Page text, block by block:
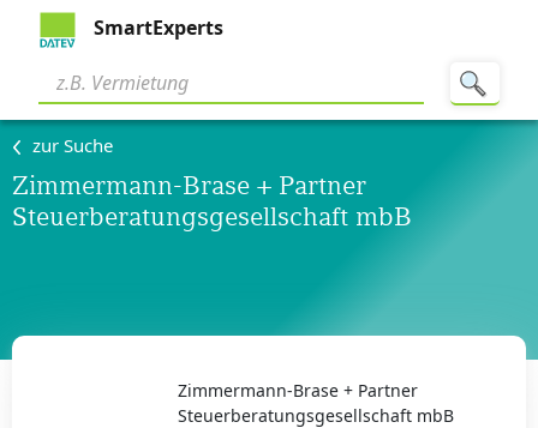
SmartExperts
zur Suche
Zimmermann-Brase + Partner
Steuerberatungsgesellschaft mbB
Zimmermann-Brase + Partner
Steuerberatungsgesellschaft mbB